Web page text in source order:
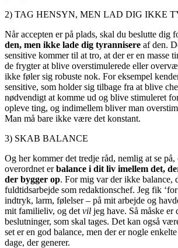
2) TAG HENSYN, MEN LAD DIG IKKE
Når accepten er på plads, skal du beslutte dig
den, men ikke lade dig tyrannisere af den.
sensitive kommer til at tro, at der er en masse
de frygter at blive overstimulerede eller
ikke føler sig robuste nok. For eksempel
sensitive, som holder sig tilbage fra at blive
nødvendigt at komme ud og blive stimuleret
opleve ting, og indimellem bliver man
Man må bare ikke være det konstant.
3) SKAB BALANCE
Og her kommer det tredje råd, nemlig at se på,
overordnet erbalance i dit liv imellem det,
der bygger op. For mig var der ikke balance,
fuldtidsarbejde som redaktionschef. Jeg fik
indtryk, larm, følelser – på mit arbejde og
mit familieliv, og det vil jeg have. Så måske er
beslutninger, som skal tages. Det kan også
set er en god balance, men der er nogle
dage, der generer.